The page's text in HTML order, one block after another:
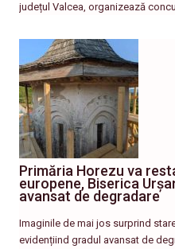
județul Valcea, organizează
Primăria Horezu va
europene, Biserica
avansat de degradare
Imaginile de mai jos surprind
evidențiind gradul avansat de